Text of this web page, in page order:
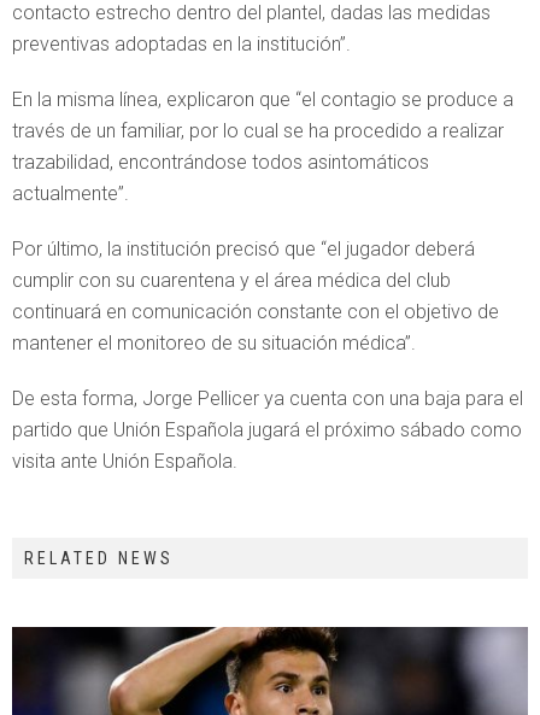
contacto estrecho dentro del plantel, dadas las medidas
preventivas adoptadas en la institución”.
En la misma línea, explicaron que “el contagio se produce a
través de un familiar, por lo cual se ha procedido a realizar
trazabilidad, encontrándose todos asintomáticos
actualmente”.
Por último, la institución precisó que “el jugador deberá
cumplir con su cuarentena y el área médica del club
continuará en comunicación constante con el objetivo de
mantener el monitoreo de su situación médica”.
De esta forma, Jorge Pellicer ya cuenta con una baja para el
partido que Unión Española jugará el próximo sábado como
visita ante Unión Española.
RELATED NEWS